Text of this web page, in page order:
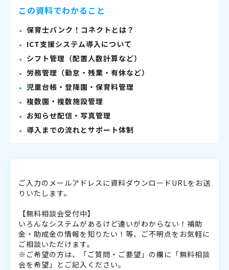
この資料でわかること
保育士バンク！コネクトとは？
ICT支援システム導入について
シフト管理（配置人数計算など）
労務管理（勤怠・残業・有休など）
児童台帳・登降園・保育料管理
複数園・複数施設管理
お知らせ配信・写真管理
導入までの流れとサポート体制
ご入力のメールアドレスに資料ダウンロードURLをお送
りいたします。
【無料相談会受付中】
いろんなシステムがあるけど違いがわからない！補助
金・助成金の情報を知りたい！等、ご不明点をお気軽に
ご相談いただけます。
※ご希望の方は、「ご質問・ご要望」の欄に「無料相談
会を希望」とご記入ください。